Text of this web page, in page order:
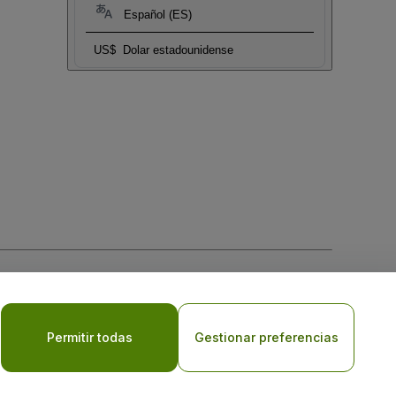
Español (ES)
US$ Dolar estadounidense
laPolítica de Privacidad para Móviles
Permitir todas Gestionar preferencias